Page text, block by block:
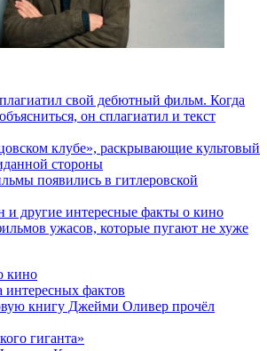
свой дебютный фильм. Когда
он сплагиатил и текст
клубе», раскрывающие культовый
стороны
появились в гитлеровской
другие интересные факты о кино
ужасов, которые пугают не хуже
кино
интересных фактов
книгу Джейми Оливер прочёл
гиганта»